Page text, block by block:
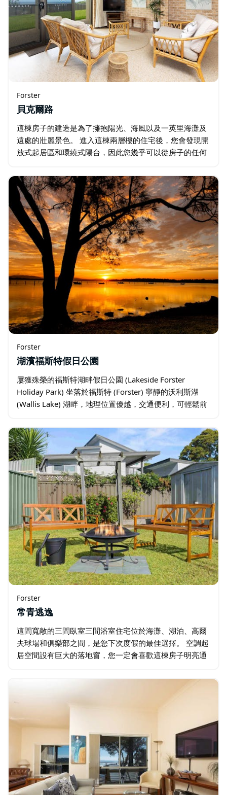
Forster
貝克爾路
這棟房子的建造是為了擁抱陽光、海風以及一英里海灘及
遠處的壯麗景色。 進入這棟兩層樓的住宅後，您會發現開
放式起居區和環繞式陽台，因此您幾乎可以從房子的任何
各種生活空間…
Forster
湖濱福斯特假日公園
屢獲殊榮的福斯特湖畔假日公園 (Lakeside Forster
Holiday Park) 坐落於福斯特 (Forster) 寧靜的沃利斯湖
(Wallis Lake) 湖畔，地理位置優越，交通便利，可輕鬆前
Forster
常青逃逸
這間寬敞的三間臥室三間浴室住宅位於海灘、湖泊、高爾
夫球場和俱樂部之間，是您下次度假的最佳選擇。 空調起
居空間設有巨大的落地窗，您一定會喜歡這棟房子明亮通
空間。或在戶外享用簡單的燒烤晚餐…